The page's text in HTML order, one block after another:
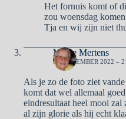
Het fornuis komt of
zou woensdag
Tja en wij zijn niet
Mieke Mertens
27 NOVEMBER 2022 –
Als je zo de foto ziet
komt dat wel allemaal
eindresultaat heel mooi
al zijn glorie als hij echt